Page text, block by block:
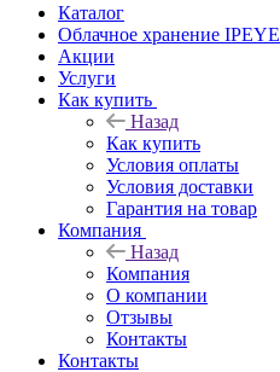
Каталог
Облачное хранение IPEYE
Акции
Услуги
Как купить
Назад
Как купить
Условия оплаты
Условия доставки
Гарантия на товар
Компания
Назад
Компания
О компании
Отзывы
Контакты
Контакты